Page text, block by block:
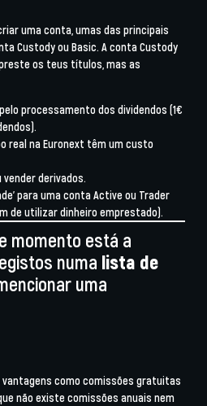
uma conta, umas das principais
Custody ou Basic. A conta Custody
os teus títulos, mas as
processamento dos dividendos (1€
real na Euronext têm um custo
vender derivados.
para uma conta Active ou Trader
de utilizar dinheiro emprestado).
momento está a
numa lista de
uma
como comissões gratuitas
não existe comissões anuais nem